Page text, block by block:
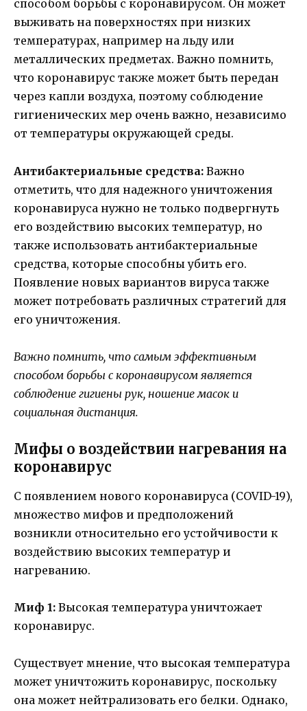
способом борьбы с коронавирусом. Он может
выживать на поверхностях при низких
температурах, например на льду или
металлических предметах. Важно помнить,
что коронавирус также может быть передан
через капли воздуха, поэтому соблюдение
гигиенических мер очень важно, независимо
от температуры окружающей среды.
Антибактериальные средства: Важно
отметить, что для надежного уничтожения
коронавируса нужно не только подвергнуть
его воздействию высоких температур, но
также использовать антибактериальные
средства, которые способны убить его.
Появление новых вариантов вируса также
может потребовать различных стратегий для
его уничтожения.
Важно помнить, что самым эффективным
способом борьбы с коронавирусом является
соблюдение гигиены рук, ношение масок и
социальная дистанция.
Мифы о воздействии нагревания на
коронавирус
С появлением нового коронавируса (COVID-19),
множество мифов и предположений
возникли относительно его устойчивости к
воздействию высоких температур и
нагреванию.
Миф 1: Высокая температура уничтожает
коронавирус.
Существует мнение, что высокая температура
может уничтожить коронавирус, поскольку
она может нейтрализовать его белки. Однако,